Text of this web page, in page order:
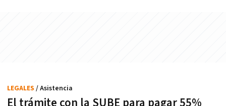
LEGALES / Asistencia